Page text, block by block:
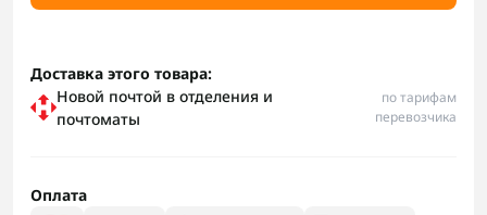
Доставка этого товара:
Новой почтой в отделения и
почтоматы
по тарифам
перевозчика
Оплата